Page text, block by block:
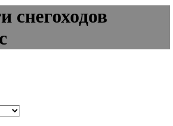
снегоходов